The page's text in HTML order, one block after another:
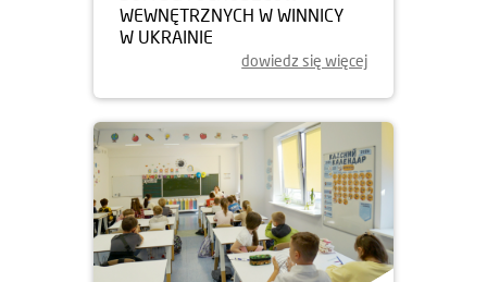
WEWNĘTRZNYCH W WINNICY
W UKRAINIE
dowiedz się więcej